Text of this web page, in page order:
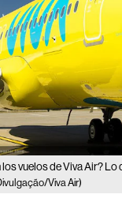
vuelos de Viva Air? Lo
Viva Air)